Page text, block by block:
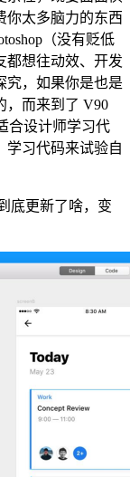
你太多脑力的东西
（没有贬低
都想往动效、开发
究，如果你是也是
，而来到了 V90
合设计师学习代
学习代码来试验自
底更新了啥，变